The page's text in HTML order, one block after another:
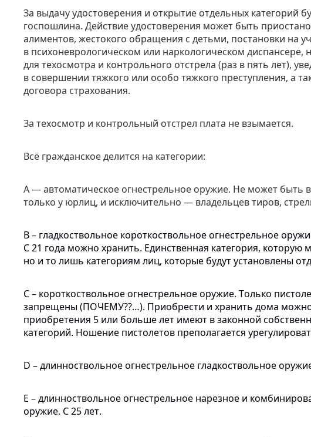
За выдачу удостоверения и открытие отдельных категорий
госпошлина. Действие удостоверения может быть
алиментов, жестокого обращения с детьми, постановки на
в психоневрологическом или наркологическом диспансере,
для техосмотра и контрольного отстрела (раз в пять лет),
в совершении тяжкого или особо тяжкого преступления, а
договора страхования.
За техосмотр и контрольный отстрел плата не взымается.
Всё гражданское делится на категории:
А — автоматическое огнестрельное оружие. Не может быть
только у юрлиц, и исключительно — владельцев тиров,
В – гладкоствольное короткоствольноеогнестрельное
С 21 года можно хранить. Единственная категория, которую
но и то лишь категориям лиц, которые будутустановлены
С – короткоствольноеогнестрельноеоружие. Только
запрещены(ПОЧЕМУ??…). Приобрести и хранить дома
приобретения 5 или большелет имеют взаконной
категорий. Ношение пистолетов преполагается
D –длинноствольноеогнестрельное гладкоствольное
Е –длинноствольноеогнестрельное нарезное и
оружие. С 25 лет.